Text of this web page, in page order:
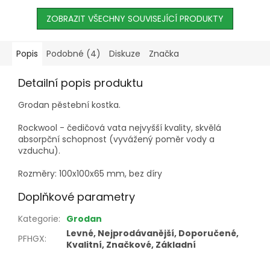
studie prokázaly...
ZOBRAZIT VŠECHNY SOUVISEJÍCÍ PRODUKTY
Popis Podobné (4) Diskuze Značka
Detailní popis produktu
Grodan pěstební kostka.
Rockwool - čedičová vata nejvyšší kvality, skvělá
absorpční schopnost (vyvážený poměr vody a
vzduchu).
Rozměry: 100x100x65 mm, bez díry
Doplňkové parametry
Kategorie: Grodan
PFHGX:
Levné, Nejprodávanější, Doporučené,
Kvalitní, Značkové, Základní